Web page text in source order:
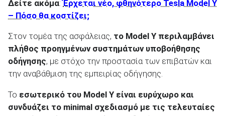
Δείτε ακόμα:Έρχεται νέο, φθηνότερο Tesla Model Y
– Πόσο θα κοστίζει;
Στον τομέα της ασφάλειας, το Model Y περιλαμβάνει
πλήθος προηγμένων συστημάτων υποβοήθησης
οδήγησης, με στόχο την προστασία των επιβατών και
την αναβάθμιση της εμπειρίας οδήγησης.
Το εσωτερικό του Model Y είναι ευρύχωρο και
συνδυάζει το minimal σχεδιασμό με τις τελευταίες